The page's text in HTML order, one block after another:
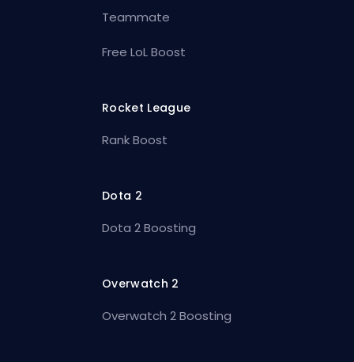
Teammate
Free LoL Boost
Rocket League
Rank Boost
Dota 2
Dota 2 Boosting
Overwatch 2
Overwatch 2 Boosting